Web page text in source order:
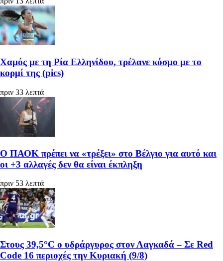
Χαμός με τη Ρία Ελληνίδου, τρέλανε κόσμο με το
κορμί της (pics)
πριν 33 λεπτά
Ο ΠΑΟΚ πρέπει να «τρέξει» στο Βέλγιο για αυτό και
οι +3 αλλαγές δεν θα είναι έκπληξη
πριν 53 λεπτά
Στους 39,5°C ο υδράργυρος στον Λαγκαδά – Σε Red
Code 16 περιοχές την Κυριακή (9/8)